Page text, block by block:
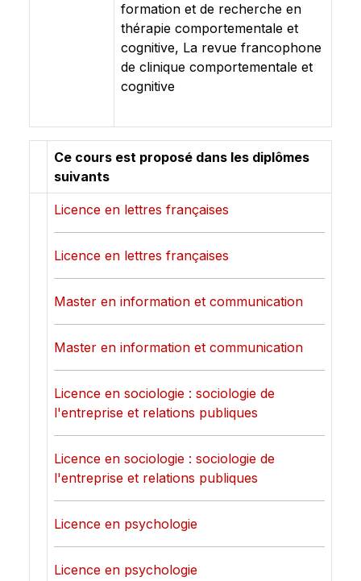
formation et de recherche en
thérapie comportementale et
cognitive, La revue francophone
de clinique comportementale et
cognitive
Ce cours est proposé dans les diplômes
suivants
Licence en lettres françaises
Licence en lettres françaises
Master en information et communication
Master en information et communication
Licence en sociologie : sociologie de
l'entreprise et relations publiques
Licence en sociologie : sociologie de
l'entreprise et relations publiques
Licence en psychologie
Licence en psychologie